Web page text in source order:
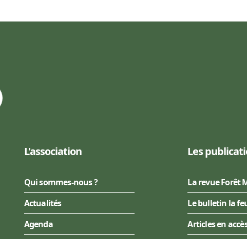
L'association
Qui sommes-nous ?
Actualités
Agenda
Les
La revue Forêt
Le bulletin la
Articles en